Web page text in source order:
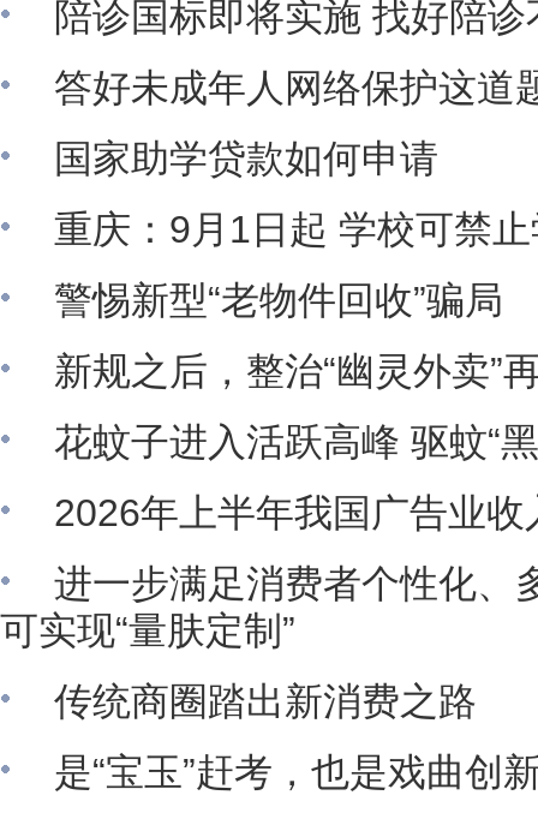
陪诊国标即将实施 找好陪
答好未成年人网络保护这道
国家助学贷款如何申请
重庆：9月1日起 学校可禁
警惕新型“老物件回收”骗局
新规之后，整治“幽灵外卖”
花蚊子进入活跃高峰 驱蚊“
2026年上半年我国广告业
进一步满足消费者个性化、
可实现“量肤定制”
传统商圈踏出新消费之路
是“宝玉”赶考，也是戏曲创